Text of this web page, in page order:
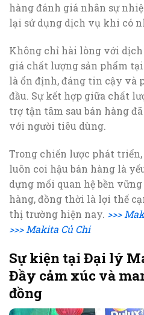
hàng đánh giá nhân sự
lại sử dụng dịch vụ khi có
Không chỉ hài lòng với
giá chất lượng sản phẩm tại
là ổn định, đáng tin cậy và
đầu. Sự kết hợp giữa chất
trợ tận tâm sau bán hàng
với người tiêu dùng.
Trong chiến lược phát triển,
luôn coi hậu bán hàng là
dựng mối quan hệ bền
hàng, đồng thời là lợi thế
thị trường hiện nay. >>>
>>> Makita Củ Chi
Sự kiện tại Đại lý
Đầy cảm xúc và
đồng